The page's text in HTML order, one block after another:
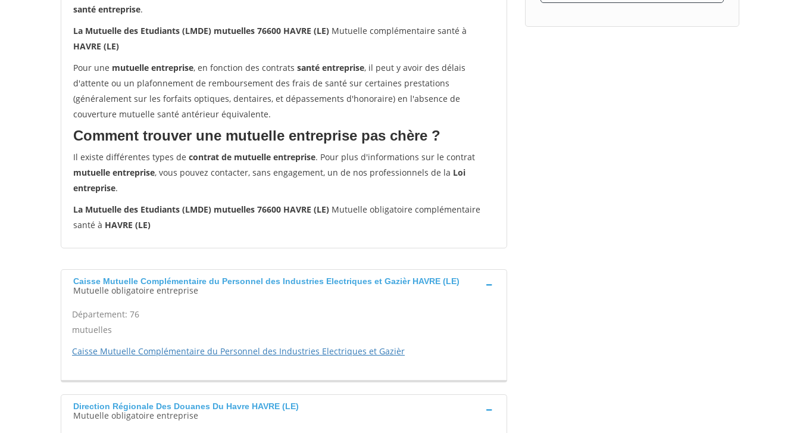
santé entreprise.
La Mutuelle des Etudiants (LMDE) mutuelles 76600 HAVRE (LE) Mutuelle complémentaire santé à
HAVRE (LE)
Pour une mutuelle entreprise, en fonction des contrats santé entreprise, il peut y avoir des délais
d'attente ou un plafonnement de remboursement des frais de santé sur certaines prestations
(généralement sur les forfaits optiques, dentaires, et dépassements d'honoraire) en l'absence de
couverture mutuelle santé antérieur équivalente.
Comment trouver une mutuelle entreprise pas chère ?
Il existe différentes types de contrat de mutuelle entreprise. Pour plus d'informations sur le contrat
mutuelle entreprise, vous pouvez contacter, sans engagement, un de nos professionnels de la Loi
entreprise.
La Mutuelle des Etudiants (LMDE) mutuelles 76600 HAVRE (LE) Mutuelle obligatoire complémentaire
santé à HAVRE (LE)
Caisse Mutuelle Complémentaire du Personnel des Industries Electriques et Gazièr HAVRE (LE)
Mutuelle obligatoire entreprise
Département: 76
mutuelles
Caisse Mutuelle Complémentaire du Personnel des Industries Electriques et Gazièr
Direction Régionale Des Douanes Du Havre HAVRE (LE)
Mutuelle obligatoire entreprise